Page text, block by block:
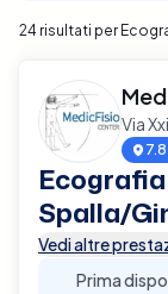
24 risultati per
Via
Ecografia
Spalla/
Vedi altre
Prima